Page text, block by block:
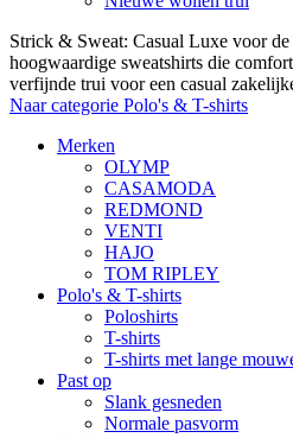
Strick & Sweat: Casual Luxe voor
hoogwaardige sweatshirts die
verfijnde trui voor een casual
Naar categorie Polo's & T-shirts
Merken
OLYMP
CASAMODA
REDMOND
VENTI
HAJO
TOM RIPLEY
Polo's & T-shirts
Poloshirts
T-shirts
T-shirts met lange
Past op
Slank gesneden
Normale pasvorm